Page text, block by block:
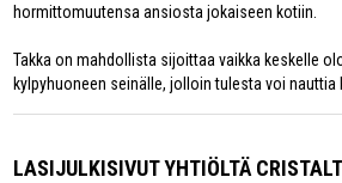
hormittomuutensa ansiosta jokaiseen kotiin.
Takka on mahdollista sijoittaa vaikka keskelle
kylpyhuoneen seinälle, jolloin tulesta voi nauttia
LASIJULKISIVUT YHTIÖLTÄ